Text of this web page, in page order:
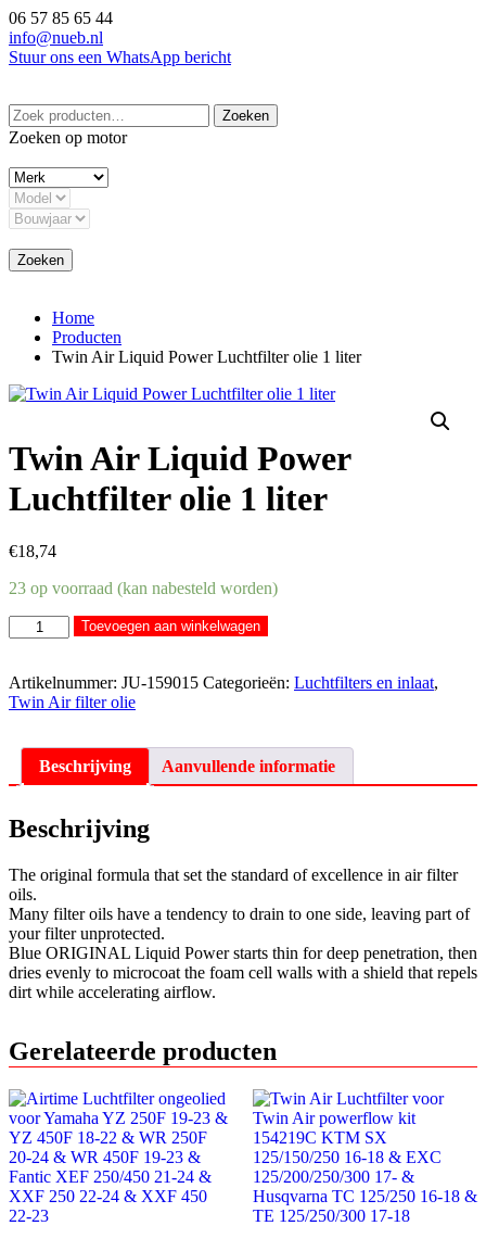
Ga
naar
de
06 57 85 65 44
info@nueb.nl
Stuur ons een WhatsApp bericht
Zoeken
naar:
Zoeken
Zoeken op motor
Zoeken
Home
Producten
Twin Air Liquid Power Luchtfilter olie 1 liter
Twin Air Liquid Power
Luchtfilter olie 1 liter
€18,74
23 op voorraad (kan nabesteld worden)
Twin
Air
Power
Luchtfilter
aantal
Toevoegen aan winkelwagen
Artikelnummer: JU-159015 Categorieën: Luchtfilters en inlaat,
Twin Air filter olie
Beschrijving Aanvullende informatie
Beschrijving
The original formula that set the standard of excellence in air filter
oils.
Many filter oils have a tendency to drain to one side, leaving part of
your filter unprotected.
Blue ORIGINAL Liquid Power starts thin for deep penetration, then
dries evenly to microcoat the foam cell walls with a shield that repels
dirt while accelerating airflow.
Gerelateerde producten